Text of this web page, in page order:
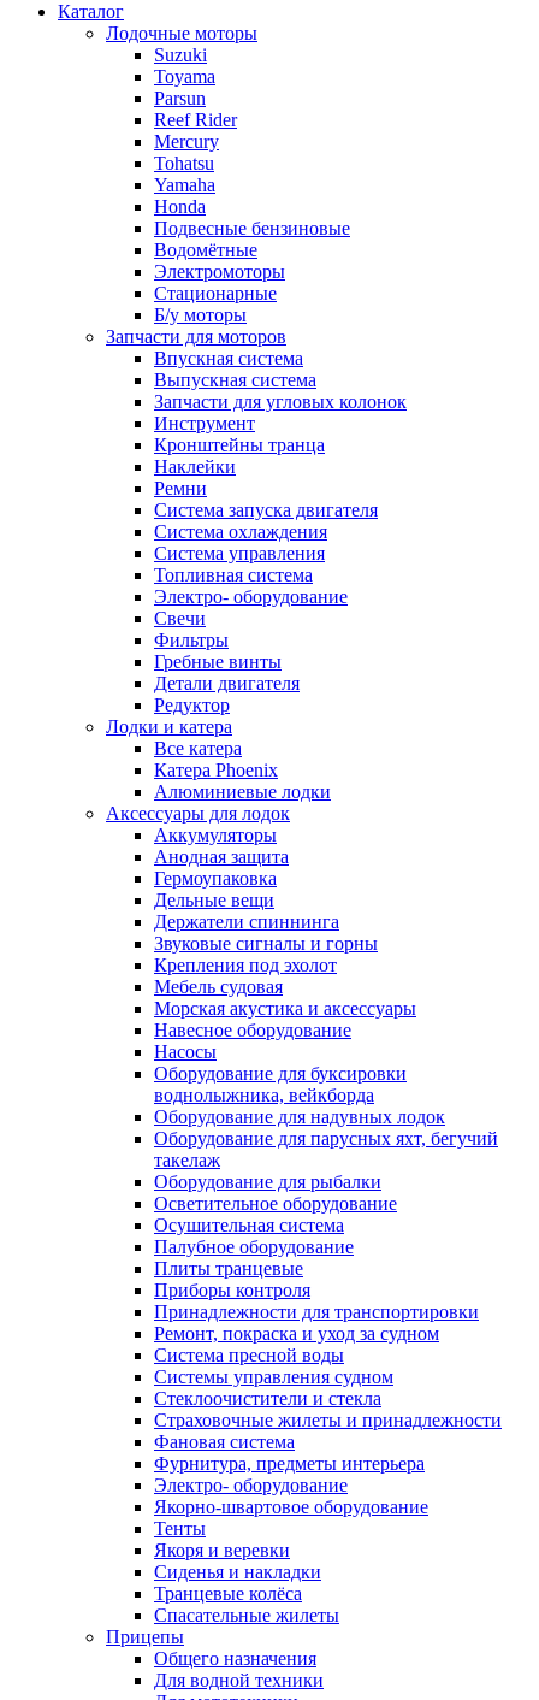
Каталог
Лодочные моторы
Suzuki
Toyama
Parsun
Reef Rider
Mercury
Tohatsu
Yamaha
Honda
Подвесные бензиновые
Водомётные
Электромоторы
Стационарные
Б/у моторы
Запчасти для моторов
Впускная система
Выпускная система
Запчасти для угловых колонок
Инструмент
Кронштейны транца
Наклейки
Ремни
Система запуска двигателя
Система охлаждения
Система управления
Топливная система
Электро- оборудование
Свечи
Фильтры
Гребные винты
Детали двигателя
Редуктор
Лодки и катера
Все катера
Катера Phoenix
Алюминиевые лодки
Аксессуары для лодок
Аккумуляторы
Анодная защита
Гермоупаковка
Дельные вещи
Держатели спиннинга
Звуковые сигналы и горны
Крепления под эхолот
Мебель судовая
Морская акустика и аксессуары
Навесное оборудование
Насосы
Оборудование для буксировки
воднолыжника, вейкборда
Оборудование для надувных лодок
Оборудование для парусных яхт, бегучий
такелаж
Оборудование для рыбалки
Осветительное оборудование
Осушительная система
Палубное оборудование
Плиты транцевые
Приборы контроля
Принадлежности для транспортировки
Ремонт, покраска и уход за судном
Система пресной воды
Системы управления судном
Стеклоочистители и стекла
Страховочные жилеты и принадлежности
Фановая система
Фурнитура, предметы интерьера
Электро- оборудование
Якорно-швартовое оборудование
Тенты
Якоря и веревки
Сиденья и накладки
Транцевые колёса
Спасательные жилеты
Прицепы
Общего назначения
Для водной техники